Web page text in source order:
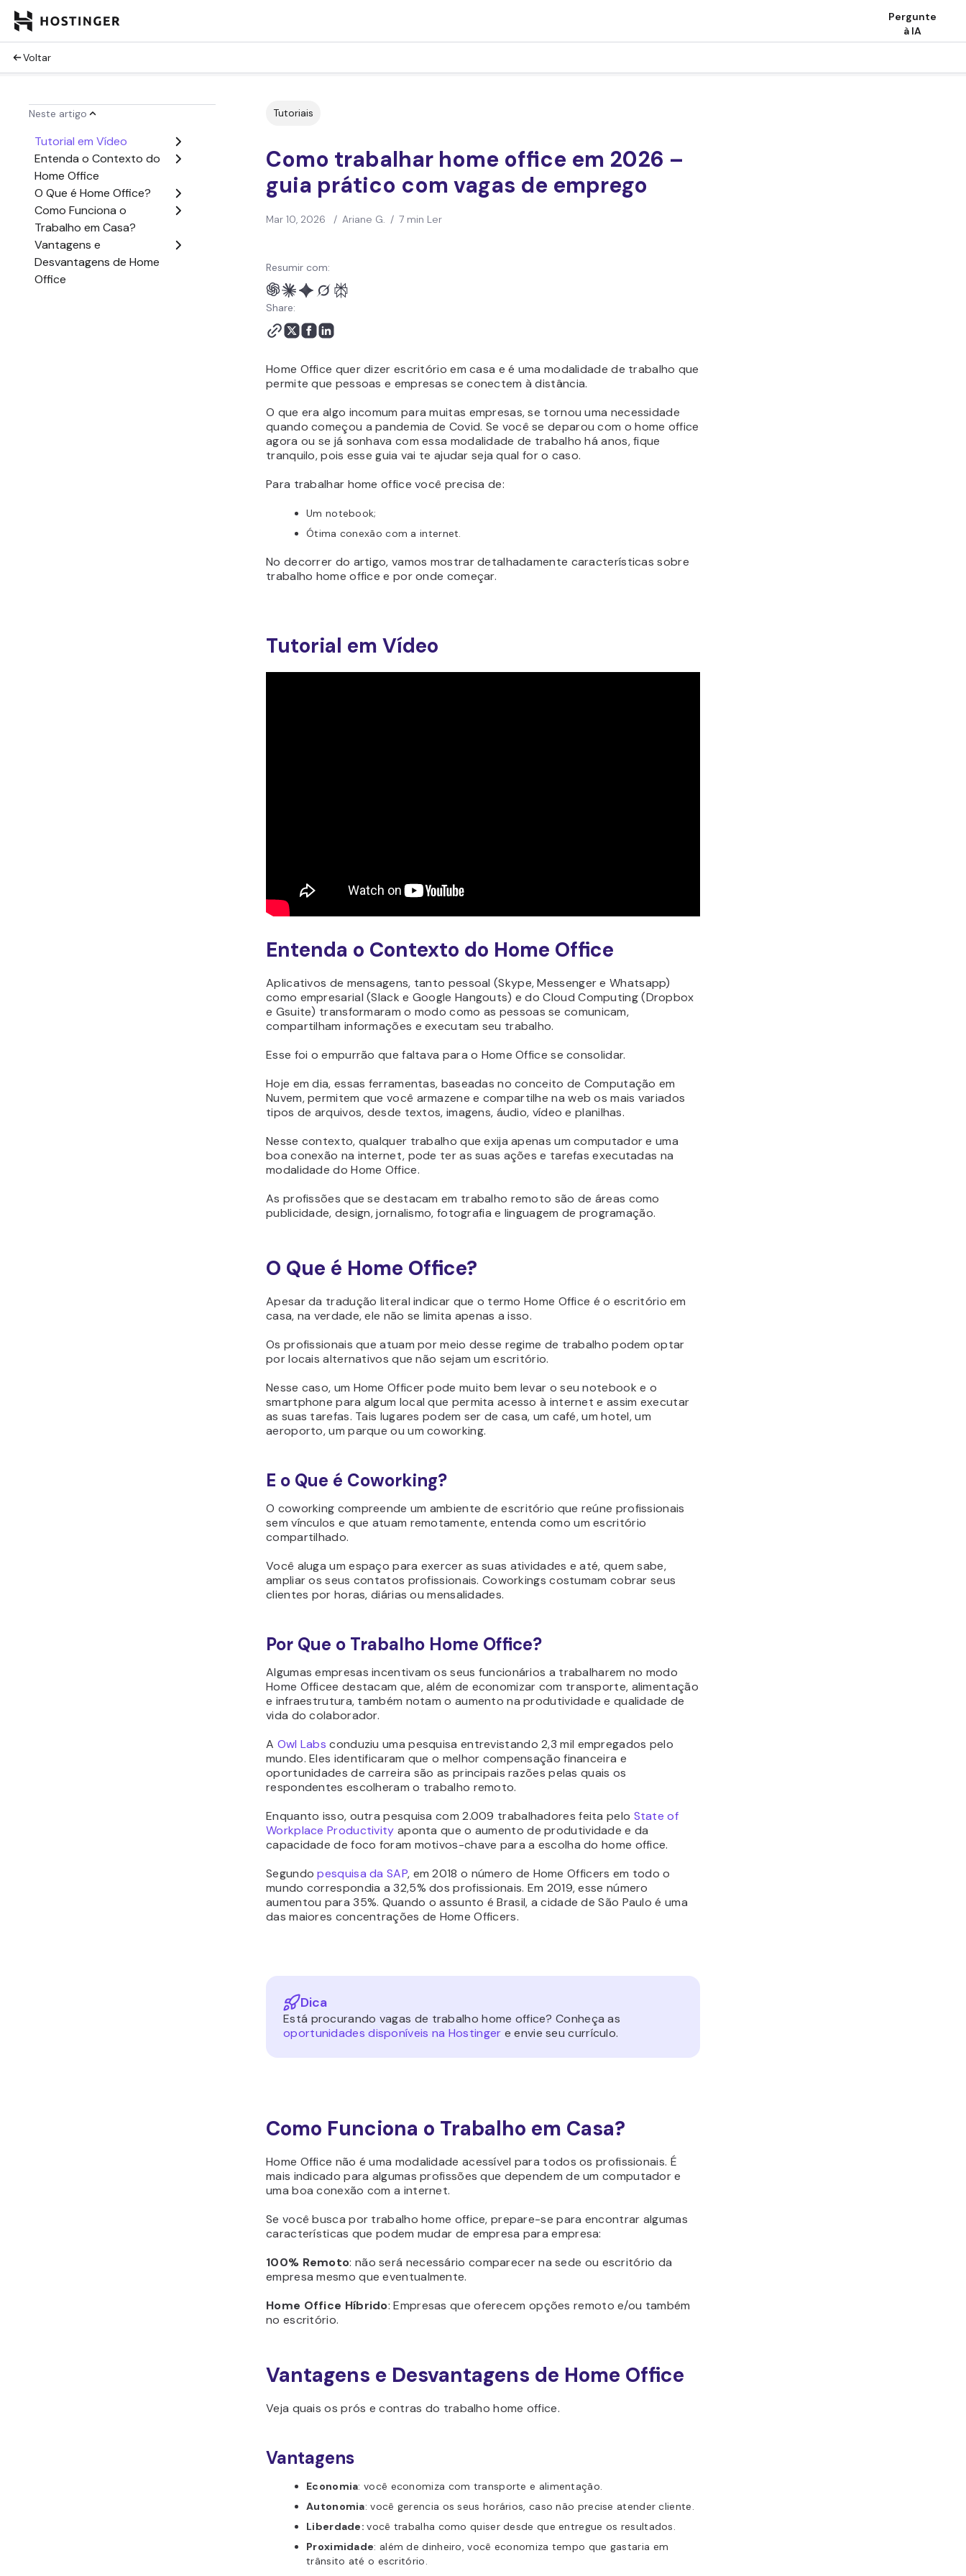
Pergunte
à IA
Voltar
Neste artigo
Tutorial em Vídeo
Entenda o Contexto do
Home Office
O Que é Home Office?
Como Funciona o
Trabalho em Casa?
Vantagens e
Desvantagens de Home
Office
Tutoriais
Como trabalhar home office em 2026 –
guia prático com vagas de emprego
Mar 10, 2026 / Ariane G. / 7 min Ler
Resumir com:
Share:
Home Office quer dizer escritório em casa e é uma modalidade de trabalho que
permite que pessoas e empresas se conectem à distância.
O que era algo incomum para muitas empresas, se tornou uma necessidade
quando começou a pandemia de Covid. Se você se deparou com o home office
agora ou se já sonhava com essa modalidade de trabalho há anos, fique
tranquilo, pois esse guia vai te ajudar seja qual for o caso.
Para trabalhar home office você precisa de:
Um notebook;
Ótima conexão com a internet.
No decorrer do artigo, vamos mostrar detalhadamente características sobre
trabalho home office e por onde começar.
Tutorial em Vídeo
Entenda o Contexto do Home Office
Aplicativos de mensagens, tanto pessoal (Skype, Messenger e Whatsapp)
como empresarial (Slack e Google Hangouts) e doCloud Computing (Dropbox
e Gsuite) transformaram o modo como as pessoas se comunicam,
compartilham informações e executam seu trabalho.
Esse foi o empurrão que faltava para o Home Office se consolidar.
Hoje em dia, essas ferramentas, baseadas no conceito de Computação em
Nuvem, permitem que você armazene e compartilhe na web os mais variados
tipos de arquivos, desde textos, imagens, áudio, vídeo e planilhas.
Nesse contexto, qualquer trabalho que exija apenas um computador e uma
boa conexão na internet, pode ter as suas ações e tarefas executadas na
modalidade do Home Office.
As profissões que se destacam em trabalho remoto são de áreas como
publicidade, design, jornalismo, fotografia e linguagem de programação.
O Que é Home Office?
Apesar da tradução literal indicar que o termo Home Office é o escritório em
casa, na verdade, ele não se limita apenas a isso.
Os profissionais que atuam por meio desse regime de trabalho podem optar
por locais alternativos que não sejam um escritório.
Nesse caso, um Home Officer pode muito bem levar o seu notebook e o
smartphone para algum local que permita acesso à internet e assim executar
as suas tarefas. Tais lugares podem ser de casa, um café, um hotel, um
aeroporto, um parque ou um coworking.
E o Que é Coworking?
O coworking compreende um ambiente de escritório que reúne profissionais
sem vínculos e que atuam remotamente, entenda como um escritório
compartilhado.
Você aluga um espaço para exercer as suas atividades e até, quem sabe,
ampliar os seus contatos profissionais. Coworkings costumam cobrar seus
clientes por horas, diárias ou mensalidades.
Por Que o Trabalho Home Office?
Algumas empresas incentivam os seus funcionários a trabalharem no modo
Home Officee destacam que, além de economizar com transporte, alimentação
e infraestrutura, também notam o aumento na produtividade e qualidade de
vida do colaborador.
A Owl Labs conduziu uma pesquisa entrevistando 2,3 mil empregados pelo
mundo. Eles identificaram que o melhor compensação financeira e
oportunidades de carreira são as principais razões pelas quais os
respondentes escolheram o trabalho remoto.
Enquanto isso, outra pesquisa com 2.009 trabalhadores feita pelo State of
Workplace Productivity aponta que o aumento de produtividade e da
capacidade de foco foram motivos-chave para a escolha do home office.
Segundopesquisa da SAP, em 2018 o número de Home Officers em todo o
mundo correspondia a 32,5% dos profissionais. Em 2019, esse número
aumentou para 35%. Quando o assunto é Brasil, a cidade de São Paulo é uma
das maiores concentrações de Home Officers.
Dica
Está procurando vagas de trabalho home office? Conheça as
oportunidades disponíveis na Hostinger e envie seu currículo.
Como Funciona o Trabalho em Casa?
Home Office não é uma modalidade acessível para todos os profissionais. É
mais indicado para algumas profissões que dependem de um computador e
uma boa conexão com a internet.
Se você busca por trabalho home office, prepare-se para encontrar algumas
características que podem mudar de empresa para empresa:
100% Remoto: não será necessário comparecer na sede ou escritório da
empresa mesmo que eventualmente.
Home Office Híbrido: Empresas que oferecem opções remoto e/ou também
no escritório.
Vantagens e Desvantagens de Home Office
Veja quais os prós e contras do trabalho home office.
Vantagens
Economia: você economiza com transporte e alimentação.
Autonomia: você gerencia os seus horários, caso não precise atender cliente.
Liberdade:você trabalha como quiser desde que entregue os resultados.
Proximidade: além de dinheiro, você economiza tempo que gastaria em
trânsito até o escritório.